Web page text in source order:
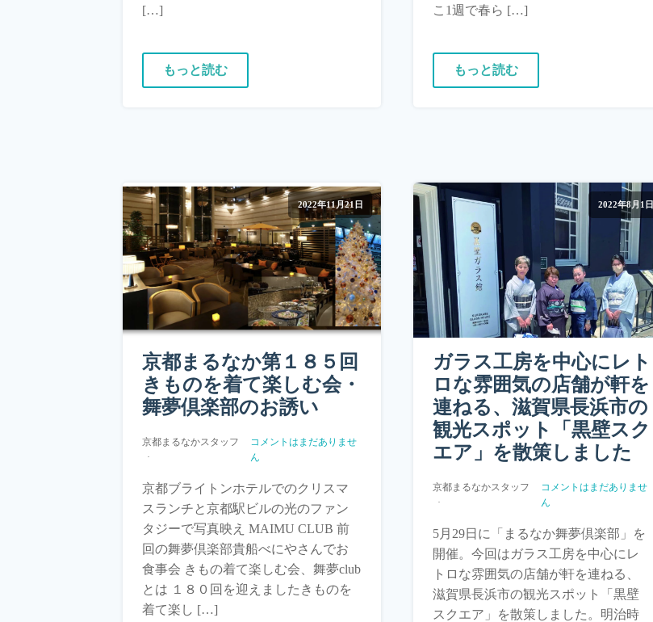
[…]
もっと読む
こ1週で春ら […]
もっと読む
2022年11月21日
京都まるなか第１８５回
きものを着て楽しむ会・
舞夢倶楽部のお誘い
京都まるなかスタッフ
コメントはまだありませ
ん
京都ブライトンホテルでのクリスマ
スランチと京都駅ビルの光のファン
タジーで写真映え MAIMU CLUB 前
回の舞夢倶楽部貴船べにやさんでお
食事会 きもの着て楽しむ会、舞夢club
とは １８０回を迎えましたきものを
着て楽し […]
2022年8月1日
ガラス工房を中心にレト
ロな雰囲気の店舗が軒を
連ねる、滋賀県長浜市の
観光スポット「黒壁スク
エア」を散策しました
京都まるなかスタッフ
コメントはまだありませ
ん
5月29日に「まるなか舞夢倶楽部」を
開催。今回はガラス工房を中心にレ
トロな雰囲気の店舗が軒を連ねる、
滋賀県長浜市の観光スポット「黒壁
スクエア」を散策しました。明治時